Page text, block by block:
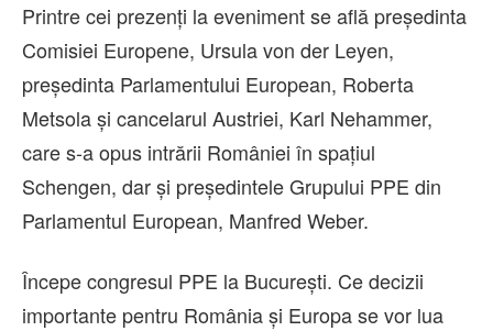
Printre cei prezenţi la eveniment se află președinta
Comisiei Europene, Ursula von der Leyen,
președinta Parlamentului European, Roberta
Metsola şi cancelarul Austriei, Karl Nehammer,
care s-a opus intrării României în spaţiul
Schengen, dar şi preşedintele Grupului PPE din
Parlamentul European, Manfred Weber.
Începe congresul PPE la București. Ce decizii
importante pentru România și Europa se vor lua